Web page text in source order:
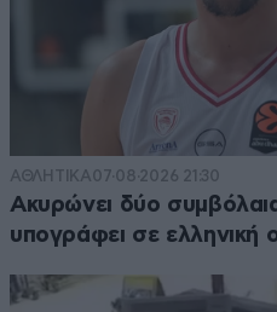
ΑΘΛΗΤΙΚΑ07·08·2026 21:30
Ακυρώνει δύο
υπογράφει σε ελληνική